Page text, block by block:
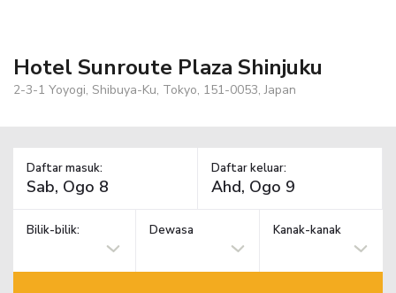
Hotel Sunroute Plaza Shinjuku
2-3-1 Yoyogi, Shibuya-Ku, Tokyo, 151-0053, Japan
Daftar masuk: Daftar keluar:
Bilik-bilik: Dewasa Kanak-kanak